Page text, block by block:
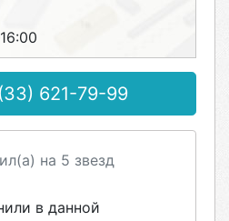
621-79-99
на 5 звезд
в данной